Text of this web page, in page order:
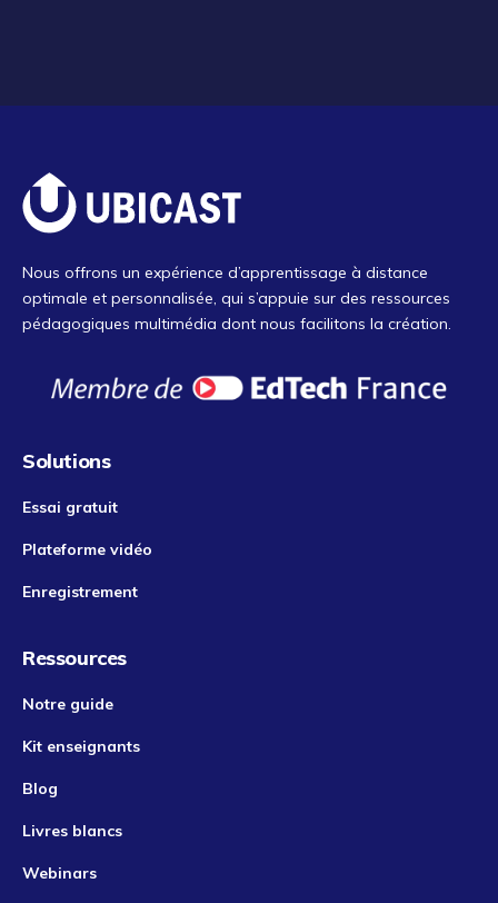
Nous offrons un expérience d’apprentissage à distance
optimale et personnalisée, qui s’appuie sur des ressources
pédagogiques multimédia dont nous facilitons la création.
Solutions
Essai gratuit
Plateforme vidéo
Enregistrement
Ressources
Notre guide
Kit enseignants
Blog
Livres blancs
Webinars